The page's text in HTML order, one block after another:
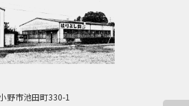
野市池田町330-1